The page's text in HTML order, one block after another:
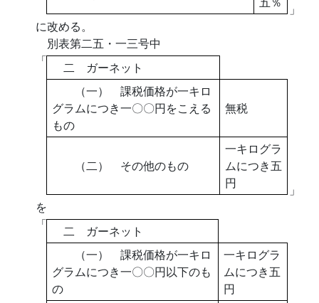
」
に改める。
別表第二五・一三号中
「
二 ガーネット
（一） 課税価格が一キロ
グラムにつき一〇〇円をこえる
もの
無税
（二） その他のもの
一キログラ
ムにつき五
円
」
を
「
二 ガーネット
（一） 課税価格が一キロ
グラムにつき一〇〇円以下のも
の
一キログラ
ムにつき五
円